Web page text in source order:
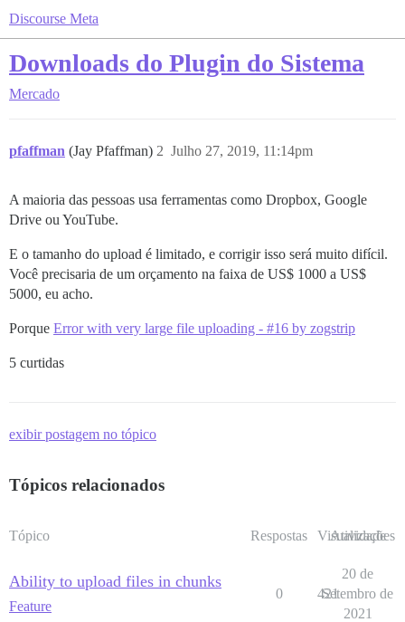
Discourse Meta
Downloads do Plugin do Sistema
Mercado
pfaffman (Jay Pfaffman) Julho 27, 2019, 11:14pm
2
A maioria das pessoas usa ferramentas como Dropbox, Google
Drive ou YouTube.
E o tamanho do upload é limitado, e corrigir isso será muito difícil.
Você precisaria de um orçamento na faixa de US$ 1000 a US$
5000, eu acho.
Porque Error with very large file uploading - #16 by zogstrip
5 curtidas
exibir postagem no tópico
Tópicos relacionados
Tópico Respostas Visualizações
Atividade
Ability to upload files in chunks
Feature
0 421
20 de
Setembro de
2021